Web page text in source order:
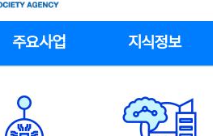
주요사업 지식정보